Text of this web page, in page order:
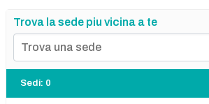
Trova la sede piu vicina a te
Sedi: 0